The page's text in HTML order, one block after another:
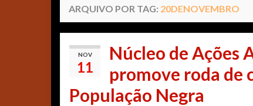
ARQUIVO POR TAG: 20DENOVEMBRO
NOV
11
Núcleo de Ações
promove roda de
População Negra